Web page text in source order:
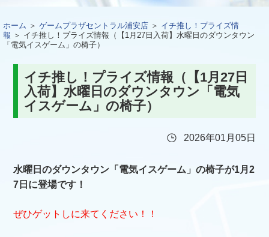
ホーム ＞ ゲームプラザセントラル浦安店 ＞ イチ推し！プライズ情
報 ＞ イチ推し！プライズ情報（【1月27日入荷】水曜日のダウンタウン
「電気イスゲーム」の椅子）
イチ推し！プライズ情報（【1月27日
入荷】水曜日のダウンタウン「電気
イスゲーム」の椅子）
2026年01月05日
水曜日のダウンタウン「電気イスゲーム」の椅子が1月2
7日に登場です！
ぜひゲットしに来てください！！